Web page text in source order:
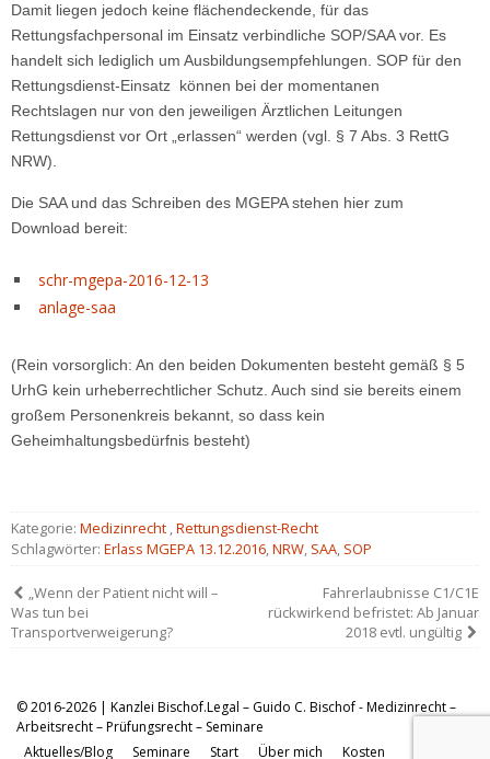
Damit liegen jedoch keine flächendeckende, für das
Rettungsfachpersonal im Einsatz verbindliche SOP/SAA vor. Es
handelt sich lediglich um Ausbildungsempfehlungen. SOP für den
Rettungsdienst-Einsatz können bei der momentanen
Rechtslagen nur von den jeweiligen Ärztlichen Leitungen
Rettungsdienst vor Ort „erlassen“ werden (vgl. § 7 Abs. 3 RettG
NRW).
Die SAA und das Schreiben des MGEPA stehen hier zum
Download bereit:
schr-mgepa-2016-12-13
anlage-saa
(Rein vorsorglich: An den beiden Dokumenten besteht gemäß § 5
UrhG kein urheberrechtlicher Schutz. Auch sind sie bereits einem
großem Personenkreis bekannt, so dass kein
Geheimhaltungsbedürfnis besteht)
Kategorie: Medizinrecht ,Rettungsdienst-Recht
Schlagwörter: Erlass MGEPA 13.12.2016,NRW, SAA, SOP
„Wenn der Patient nicht will –
Was tun bei
Transportverweigerung?
Fahrerlaubnisse C1/C1E
rückwirkend befristet: Ab Januar
2018 evtl. ungültig
© 2016-2026 | Kanzlei Bischof.Legal – Guido C. Bischof - Medizinrecht –
Arbeitsrecht – Prüfungsrecht – Seminare
Aktuelles/Blog
Seminare Start Über mich Kosten